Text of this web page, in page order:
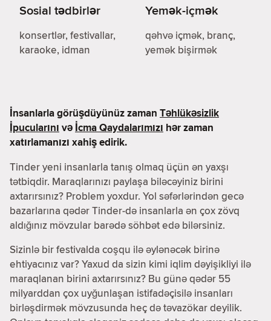
Sosial tədbirlər
konsertlər, festivallar,
karaoke, idman
Yemək-içmək
qəhvə içmək, branç,
yemək bişirmək
İnsanlarla görüşdüyünüz zaman Təhlükəsizlik
İpucularını və İcma Qaydalarımızı hər zaman
xatırlamanızı xahiş edirik.
Tinder yeni insanlarla tanış olmaq üçün ən yaxşı
tətbiqdir. Maraqlarınızı paylaşa biləcəyiniz birini
axtarırsınız? Problem yoxdur. Yol səfərlərindən gecə
bazarlarına qədər Tinder-də insanlarla ən çox zövq
aldığınız mövzular barədə söhbət edə bilərsiniz.
Sizinlə bir festivalda coşqu ilə əylənəcək birinə
ehtiyacınız var? Yaxud da sizin kimi iqlim dəyişikliyi ilə
maraqlanan birini axtarırsınız? Bu günə qədər 55
milyarddan çox uyğunlaşan istifadəçisilə insanları
birləşdirmək mövzusunda heç də təvazökar deyilik.